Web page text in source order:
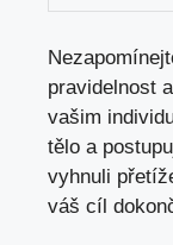
pravidelnost
vašim
tělo a
vyhnuli
váš cíl